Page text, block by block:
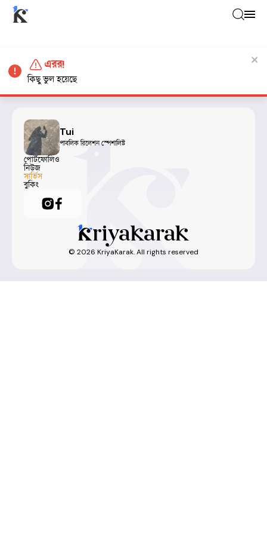
Tui
পাবলিক রিলেশন স্পেশালিষ্ট
পোর্টফোলিও
নিউজ
সার্ভিস
বুকিং
© 2026 KriyaKarak. All rights reserved
এরর!
কিছু ভুল হয়েছে